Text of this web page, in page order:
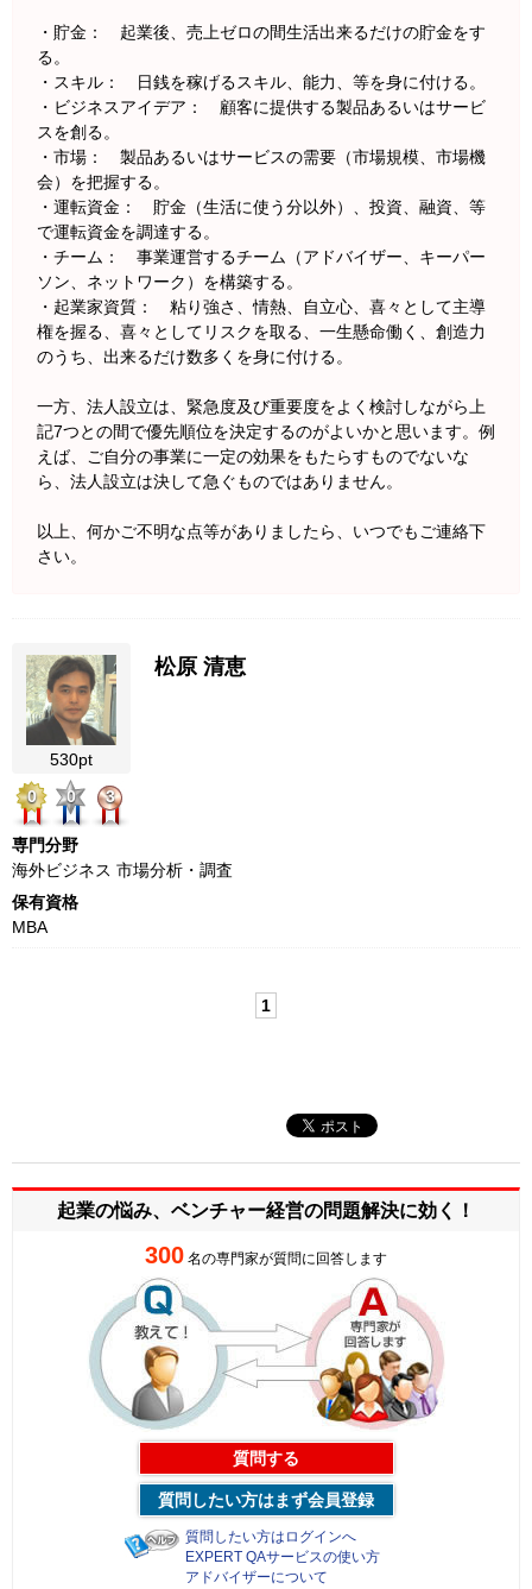
・貯金： 起業後、売上ゼロの間生活出来るだけの貯金をす
る。
・スキル： 日銭を稼げるスキル、能力、等を身に付ける。
・ビジネスアイデア： 顧客に提供する製品あるいはサービ
スを創る。
・市場： 製品あるいはサービスの需要（市場規模、市場機
会）を把握する。
・運転資金： 貯金（生活に使う分以外）、投資、融資、等
で運転資金を調達する。
・チーム： 事業運営するチーム（アドバイザー、キーパー
ソン、ネットワーク）を構築する。
・起業家資質： 粘り強さ、情熱、自立心、喜々として主導
権を握る、喜々としてリスクを取る、一生懸命働く、創造力
のうち、出来るだけ数多くを身に付ける。
一方、法人設立は、緊急度及び重要度をよく検討しながら上
記7つとの間で優先順位を決定するのがよいかと思います。例
えば、ご自分の事業に一定の効果をもたらすものでないな
ら、法人設立は決して急ぐものではありません。
以上、何かご不明な点等がありましたら、いつでもご連絡下
さい。
530pt
0
0 3
松原 清恵
専門分野
海外ビジネス 市場分析・調査
保有資格
MBA
1
起業の悩み、ベンチャー経営の問題解決に効く！
300 名の専門家が質問に回答します
質問する
質問したい方はまず会員登録
質問したい方はログインへ
EXPERT QAサービスの使い方
アドバイザーについて